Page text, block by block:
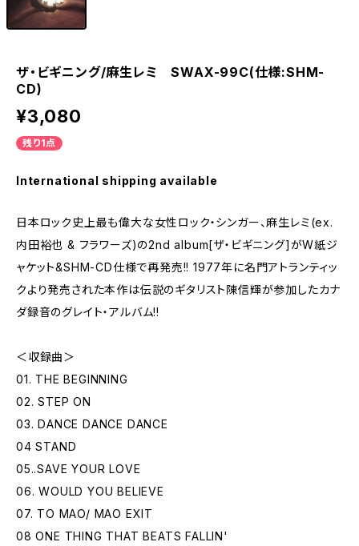
ザ・ビギニング/麻生レミ SWAX-99C(仕様:SHM-
CD)
¥3,080
残り1点
International shipping available
日本ロック史上最も偉大な女性ロック・シンガー、麻生レミ(ex.
内田裕也 & フラワーズ)の2nd album[ザ・ビギニング]がW紙ジ
ャケット&SHM-CD仕様で再発売!! 1977年に名門アトランティッ
クより発売された本作は伝説のギタリスト陳信輝が参加したカナ
ダ録音のグレイト・アルバム!!
＜収録曲＞
01. THE BEGINNING
02. STEP ON
03. DANCE DANCE DANCE
04 STAND
05..SAVE YOUR LOVE
06. WOULD YOU BELIEVE
07. TO MAO/ MAO EXIT
08 ONE THING THAT BEATS FALLIN'